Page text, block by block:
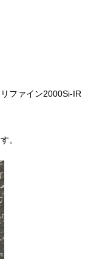
ファイン2000Si-IR
。